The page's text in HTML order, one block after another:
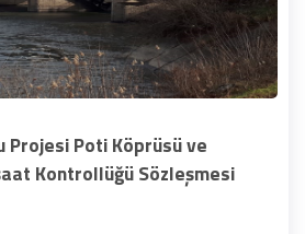
Projesi Poti Köprüsü ve
Kontrollüğü Sözleşmesi